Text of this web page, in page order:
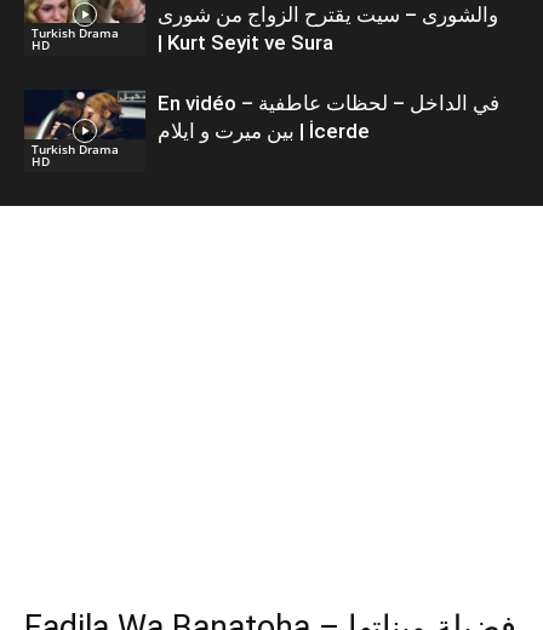
Turkish Drama
HD
والشورى – سيت يقترح الزواج من شورى
| Kurt Seyit ve Sura
Turkish Drama
HD
En vidéo – في الداخل – لحظات عاطفية
بين ميرت و ايلام | İcerde